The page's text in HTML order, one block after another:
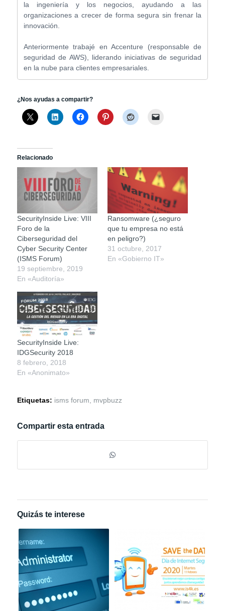
la ingeniería y los negocios, ayudando a las
organizaciones a crecer de forma segura sin frenar la
innovación.
Anteriormente trabajé en Accenture (responsable de
seguridad de AWS), liderando iniciativas de seguridad
en la nube para clientes empresariales.
¿Nos ayudas a compartir?
Relacionado
SecurityInside Live: VIII
Foro de la
Ciberseguridad del
Cyber Security Center
(ISMS Forum)
19 septiembre, 2019
En «Auditoría»
Ransomware (¿seguro
que tu empresa no está
en peligro?)
31 octubre, 2017
En «Gobierno IT»
SecurityInside Live:
IDGSecurity 2018
8 febrero, 2018
En «Anonimato»
Etiquetas: isms forum, mvpbuzz
Compartir esta entrada
Quizás te interese